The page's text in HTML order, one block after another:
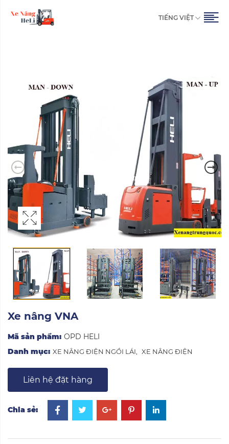
TIẾNG VIỆT
Xe nâng VNA
Mã sản phẩm: OPD HELI
Danh mục: XE NÂNG ĐIỆN NGỒI LÁI XE NÂNG ĐIỆN
Liên hệ đặt hàng
Chia sẻ: